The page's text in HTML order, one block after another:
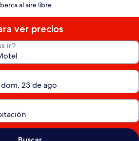
al aire libre
ver precios
ir?